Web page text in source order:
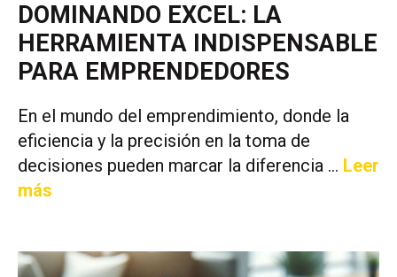
DOMINANDO EXCEL: LA
HERRAMIENTA INDISPENSABLE
PARA EMPRENDEDORES
En el mundo del emprendimiento, donde la
eficiencia y la precisión en la toma de
decisiones pueden marcar la diferencia … Leer
más